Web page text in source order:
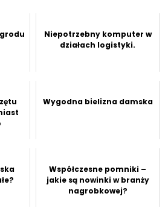
Niepotrzebny komputer w
działach logistyki.
Wygodna bielizna damska
Współczesne pomniki –
jakie są nowinki w branży
nagrobkowej?